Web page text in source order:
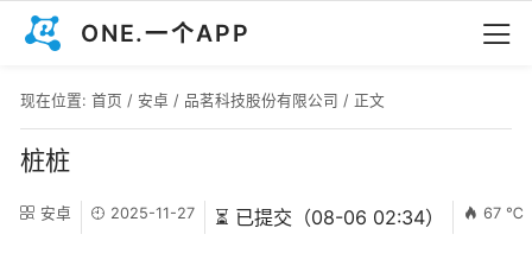
ONE.一个APP
现在位置: 首页 / 安卓 / 品茗科技股份有限公司 / 正文
桩桩
安卓 2025-11-27 ⏳ 已提交（08-06 02:34） 67 ℃